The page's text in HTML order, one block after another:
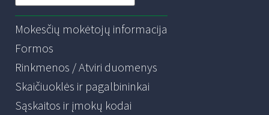
Mokesčių mokėtojų informacija
Formos
Rinkmenos / Atviri duomenys
Skaičiuoklės ir pagalbininkai
Sąskaitos ir įmokų kodai